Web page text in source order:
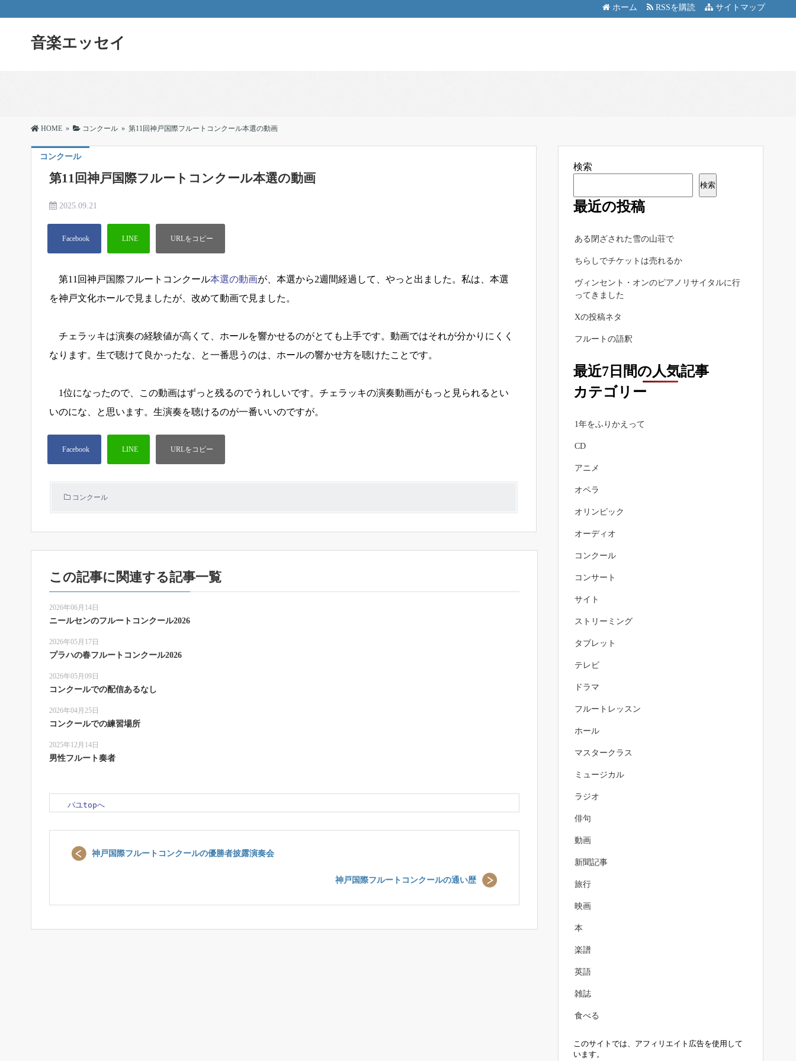
サイトマップ
RSSを購読
ホーム
音楽エッセイ
HOME » コンクール » 第11回神戸国際フルートコンクール本選の動画
コンクール
第11回神戸国際フルートコンクール本選の動画
2025.09.21
第11回神戸国際フルートコンクール本選の動画が、本選から2週間経過して、やっと出ました。私は、本選
を神戸文化ホールで見ましたが、改めて動画で見ました。
チェラッキは演奏の経験値が高くて、ホールを響かせるのがとても上手です。動画ではそれが分かりにくく
なります。生で聴けて良かったな、と一番思うのは、ホールの響かせ方を聴けたことです。
1位になったので、この動画はずっと残るのでうれしいです。チェラッキの演奏動画がもっと見られるとい
いのにな、と思います。生演奏を聴けるのが一番いいのですが。
コンクール
この記事に関連する記事一覧
2026年06月14日
ニールセンのフルートコンクール2026
2026年05月17日
プラハの春フルートコンクール2026
2026年05月09日
コンクールでの配信あるなし
2026年04月25日
コンクールでの練習場所
2025年12月14日
男性フルート奏者
パユtopへ
神戸国際フルートコンクールの優勝者披露演奏会
神戸国際フルートコンクールの通い歴
検索
検索
最近の投稿
ある閉ざされた雪の山荘で
ちらしでチケットは売れるか
ヴィンセント・オンのピアノリサイタルに行
ってきました
Xの投稿ネタ
フルートの語釈
最近7日間の人気記事
カテゴリー
1年をふりかえって
CD
アニメ
オペラ
オリンピック
オーディオ
コンクール
コンサート
サイト
ストリーミング
タブレット
テレビ
ドラマ
フルートレッスン
ホール
マスタークラス
ミュージカル
ラジオ
俳句
動画
新聞記事
旅行
映画
本
楽譜
英語
雑誌
食べる
このサイトでは、アフィリエイト広告を使用して
います。